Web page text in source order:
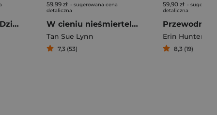
Wild Reverence. Dziedzictwo bogów. Letters of Enchantment. Tom 3
59,99 zł - sugerowana cena
detaliczna
W cieniu nieśmiertelnych
Tan Sue Lynn
7,3 (53)
59,90 zł -
detaliczna
Erin Hunter
8,3 (19)